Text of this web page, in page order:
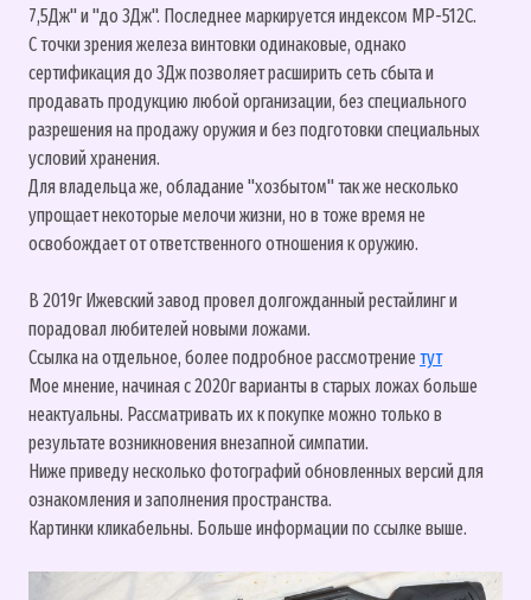
7,5Дж" и "до 3Дж". Последнее маркируется индексом МР-512С.
С точки зрения железа винтовки одинаковые, однако
сертификация до 3Дж позволяет расширить сеть сбыта и
продавать продукцию любой организации, без специального
разрешения на продажу оружия и без подготовки специальных
условий хранения.
Для владельца же, обладание "хозбытом" так же несколько
упрощает некоторые мелочи жизни, но в тоже время не
освобождает от ответственного отношения к оружию.
В 2019г Ижевский завод провел долгожданный рестайлинг и
порадовал любителей новыми ложами.
Ссылка на отдельное, более подробное рассмотрение тут
Мое мнение, начиная с 2020г варианты в старых ложах больше
неактуальны. Рассматривать их к покупке можно только в
результате возникновения внезапной симпатии.
Ниже приведу несколько фотографий обновленных версий для
ознакомления и заполнения пространства.
Картинки кликабельны. Больше информации по ссылке выше.